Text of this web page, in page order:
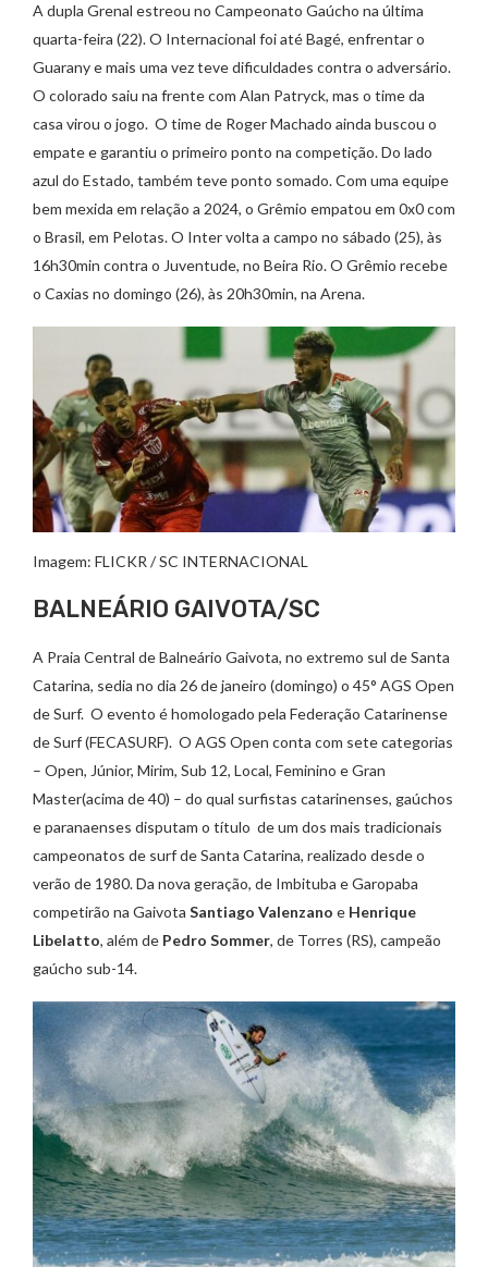
A dupla Grenal estreou no Campeonato Gaúcho na última
quarta-feira (22). O Internacional foi até Bagé, enfrentar o
Guarany e mais uma vez teve dificuldades contra o adversário.
O colorado saiu na frente com Alan Patryck, mas o time da
casa virou o jogo. O time de Roger Machado ainda buscou o
empate e garantiu o primeiro ponto na competição. Do lado
azul do Estado, também teve ponto somado. Com uma equipe
bem mexida em relação a 2024, o Grêmio empatou em 0x0 com
o Brasil, em Pelotas. O Inter volta a campo no sábado (25), às
16h30min contra o Juventude, no Beira Rio. O Grêmio recebe
o Caxias no domingo (26), às 20h30min, na Arena.
Imagem: FLICKR / SC INTERNACIONAL
BALNEÁRIO GAIVOTA/SC
A Praia Central de Balneário Gaivota, no extremo sul de Santa
Catarina, sedia no dia 26 de janeiro (domingo) o 45° AGS Open
de Surf. O evento é homologado pela Federação Catarinense
de Surf (FECASURF). O AGS Open conta com sete categorias
– Open, Júnior, Mirim, Sub 12, Local, Feminino e Gran
Master(acima de 40) – do qual surfistas catarinenses, gaúchos
e paranaenses disputam o título de um dos mais tradicionais
campeonatos de surf de Santa Catarina, realizado desde o
verão de 1980. Da nova geração, de Imbituba e Garopaba
competirão na Gaivota Santiago Valenzano e Henrique
Libelatto, além de Pedro Sommer, de Torres (RS), campeão
gaúcho sub-14.